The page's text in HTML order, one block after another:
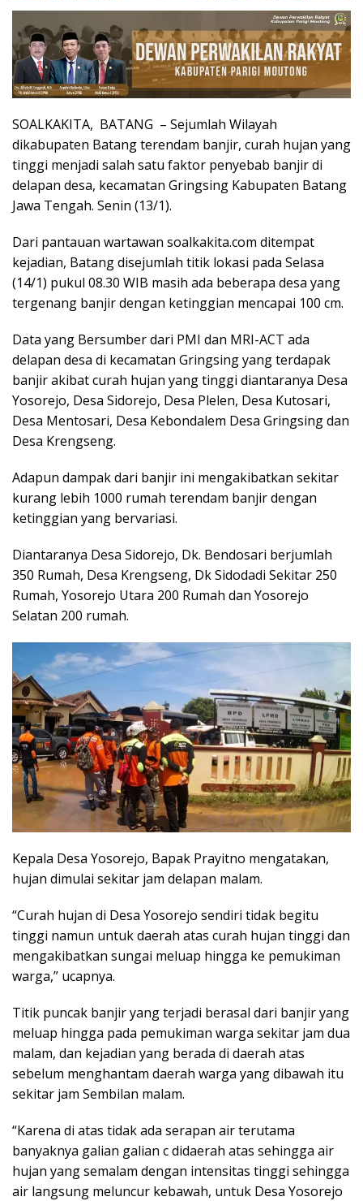
SOALKAKITA, BATANG – Sejumlah Wilayah
dikabupaten Batang terendam banjir, curah hujan yang
tinggi menjadi salah satu faktor penyebab banjir di
delapan desa, kecamatan Gringsing Kabupaten Batang
Jawa Tengah. Senin (13/1).
Dari pantauan wartawan soalkakita.com ditempat
kejadian, Batang disejumlah titik lokasi pada Selasa
(14/1) pukul 08.30 WIB masih ada beberapa desa yang
tergenang banjir dengan ketinggian mencapai 100 cm.
Data yang Bersumber dari PMI dan MRI-ACT ada
delapan desa di kecamatan Gringsing yang terdapak
banjir akibat curah hujan yang tinggi diantaranya Desa
Yosorejo, Desa Sidorejo, Desa Plelen, Desa Kutosari,
Desa Mentosari, Desa Kebondalem Desa Gringsing dan
Desa Krengseng.
Adapun dampak dari banjir ini mengakibatkan sekitar
kurang lebih 1000 rumah terendam banjir dengan
ketinggian yang bervariasi.
Diantaranya Desa Sidorejo, Dk. Bendosari berjumlah
350 Rumah, Desa Krengseng, Dk Sidodadi Sekitar 250
Rumah, Yosorejo Utara 200 Rumah dan Yosorejo
Selatan 200 rumah.
Kepala Desa Yosorejo, Bapak Prayitno mengatakan,
hujan dimulai sekitar jam delapan malam.
“Curah hujan di Desa Yosorejo sendiri tidak begitu
tinggi namun untuk daerah atas curah hujan tinggi dan
mengakibatkan sungai meluap hingga ke pemukiman
warga,” ucapnya.
Titik puncak banjir yang terjadi berasal dari banjir yang
meluap hingga pada pemukiman warga sekitar jam dua
malam, dan kejadian yang berada di daerah atas
sebelum menghantam daerah warga yang dibawah itu
sekitar jam Sembilan malam.
“Karena di atas tidak ada serapan air terutama
banyaknya galian galian c didaerah atas sehingga air
hujan yang semalam dengan intensitas tinggi sehingga
air langsung meluncur kebawah, untuk Desa Yosorejo